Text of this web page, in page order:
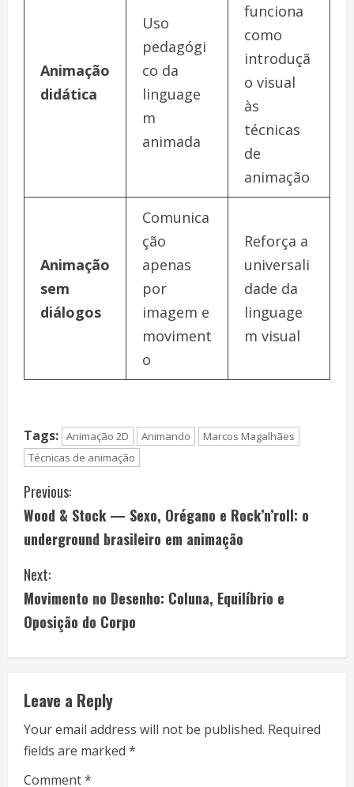
Animação
didática
Uso
pedagógi
co da
linguage
m
animada
funciona
como
introduçã
o visual
às
técnicas
de
animação
Animação
sem
diálogos
Comunica
ção
apenas
por
imagem e
moviment
o
Reforça a
universali
dade da
linguage
m visual
Tags: Animação 2D Animando
Marcos Magalhães
Técnicas de animação
C
o
n
t
i
n
u
e
R
Previous:
Wood & Stock — Sexo, Orégano e Rock’n’roll: o
underground brasileiro em animação
Next:
Movimento no Desenho: Coluna, Equilíbrio e
Oposição do Corpo
Leave a Reply
Your email address will not be published. Required
fields are marked *
Comment*